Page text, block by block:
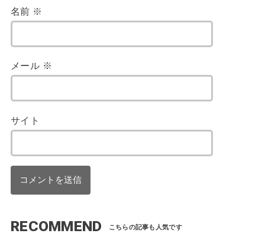
名前 ※
メール ※
サイト
RECOMMEND